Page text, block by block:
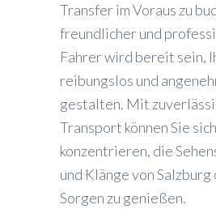
Transfer im Voraus zu
freundlicher und
Fahrer wird bereit sein,
reibungslos und
gestalten. Mit
Transport können Sie
konzentrieren, die
und Klänge von
Sorgen zu genießen.